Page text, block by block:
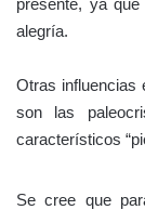
presente, ya
alegría.
Otras influencias
son las
característicos
Se cree que